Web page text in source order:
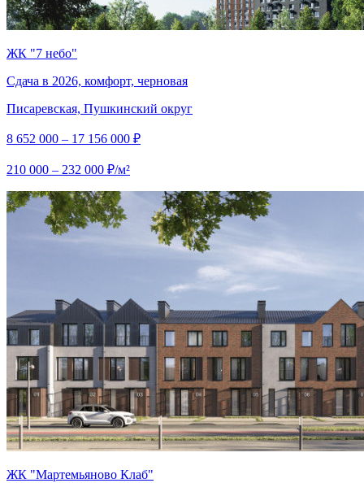
ЖК "7 небо"
Сдача в 2026, комфорт, черновая
Писаревская, Пушкинский округ
8 652 000 – 17 156 000 ₽
210 000 – 232 000 ₽/м²
ЖК "Мартемьяново Клаб"